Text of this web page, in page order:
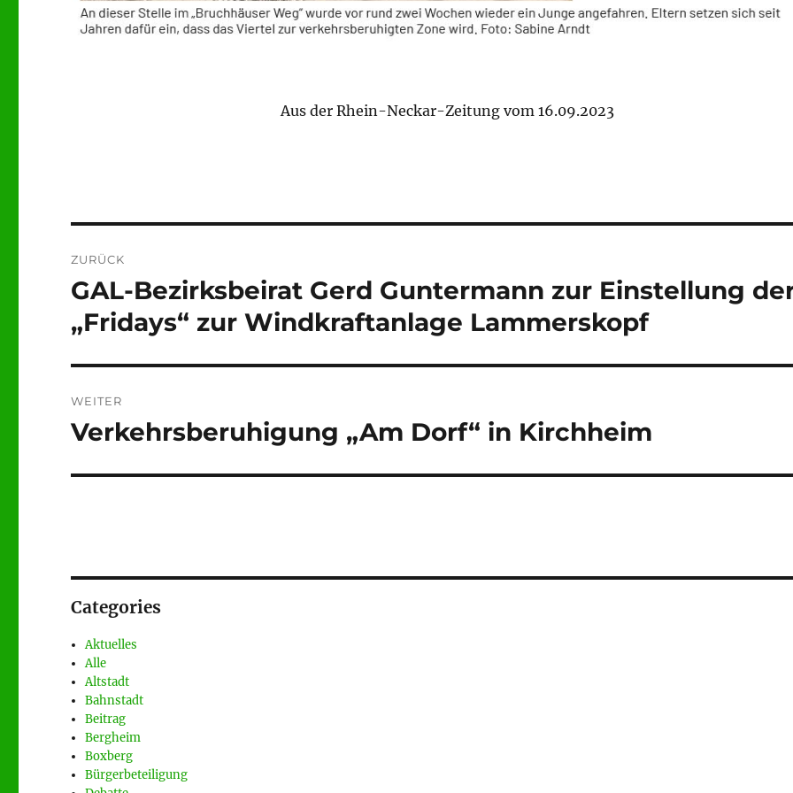
Aus der Rhein-Neckar-Zeitung vom 16.09.2023
ZURÜCK
Vorheriger
Beitrag:
GAL-Bezirksbeirat Gerd Guntermann zur Einstellung
„Fridays“ zur Windkraftanlage Lammerskopf
WEITER
Nächster
Verkehrsberuhigung „Am Dorf“ in Kirchheim
Categories
Aktuelles
Alle
Altstadt
Bahnstadt
Beitrag
Bergheim
Boxberg
Bürgerbeteiligung